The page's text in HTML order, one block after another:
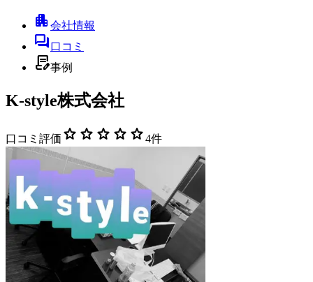
apartment会社情報
forum口コミ
contract_edit事例
K-style株式会社
口コミ評価 star star star star star4件